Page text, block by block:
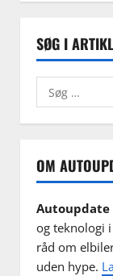
SØG I
Søg
efter:
OM
Autoupdate
og teknologi
råd om
uden hype.